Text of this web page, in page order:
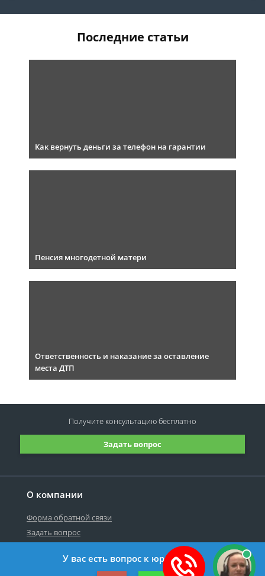
Последние статьи
Как вернуть деньги за телефон на гарантии
Пенсия многодетной матери
Ответственность и наказание за оставление
места ДТП
О компании
Форма обратной связи
Задать вопрос
©2019-2026 Все права защищены.
Задать вопрос
Получите консультациюбесплатно
У вас есть вопрос к юристу?